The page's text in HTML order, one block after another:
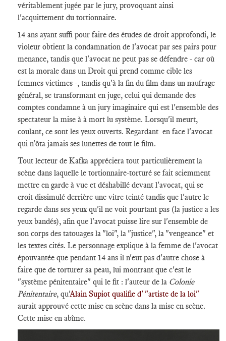
véritablement jugée par le jury, provoquant ainsi
l'acquittement du tortionnaire.
14 ans ayant suffi pour faire des études de droit approfondi, le
violeur obtient la condamnation de l'avocat par ses pairs pour
menance, tandis que l'avocat ne peut pas se défendre - car où
est la morale dans un Droit qui prend comme cible les
femmes victimes -, tandis qu'à la fin du film dans un naufrage
général, se transformant en juge, celui qui demande des
comptes condamne à un jury imaginaire qui est l'ensemble des
spectateur la mise à à mort lu système. Lorsqu'il meurt,
coulant, ce sont les yeux ouverts. Regardant en face l'avocat
qui n'ôta jamais ses lunettes de tout le film.
Tout lecteur de Kafka appréciera tout particulièrement la
scène dans laquelle le tortionnaire-torturé se fait sciemment
mettre en garde à vue et déshabillé devant l'avocat, qui se
croit dissimulé derrière une vitre teinté tandis que l'autre le
regarde dans ses yeux qu'il ne voit pourtant pas (la justice a les
yeux bandés), afin que l'avocat puisse lire sur l'ensemble de
son corps des tatouages la "loi", la "justice", la "vengeance" et
les textes cités. Le personnage explique à la femme de l'avocat
épouvantée que pendant 14 ans il n'eut pas d'autre chose à
faire que de torturer sa peau, lui montrant que c'est le
"système pénitentaire" qui le fit : l'auteur de la Colonie
Pénitentaire, qu'Alain Supiot qualifie d' "artiste de la loi"
aurait approuvé cette mise en scène dans la mise en scène.
Cette mise en abîme.